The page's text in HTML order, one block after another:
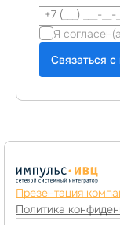
Я
Связаться
Презентация
Политика